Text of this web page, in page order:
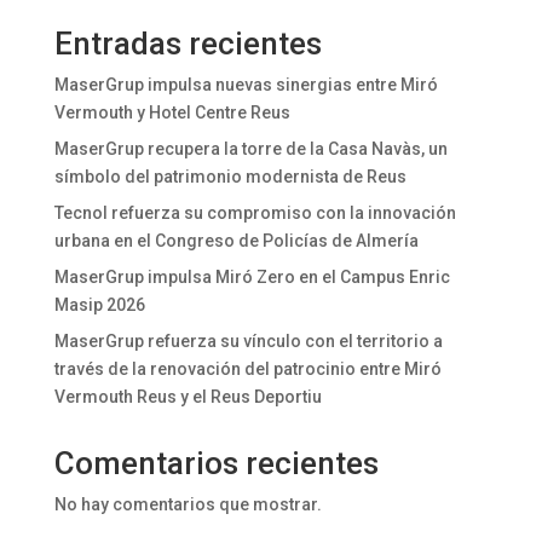
Entradas recientes
MaserGrup impulsa nuevas sinergias entre Miró
Vermouth y Hotel Centre Reus
MaserGrup recupera la torre de la Casa Navàs, un
símbolo del patrimonio modernista de Reus
Tecnol refuerza su compromiso con la innovación
urbana en el Congreso de Policías de Almería
MaserGrup impulsa Miró Zero en el Campus Enric
Masip 2026
MaserGrup refuerza su vínculo con el territorio a
través de la renovación del patrocinio entre Miró
Vermouth Reus y el Reus Deportiu
Comentarios recientes
No hay comentarios que mostrar.